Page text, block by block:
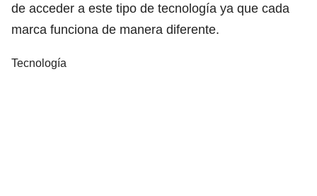
de acceder a este tipo de tecnología ya que cada
marca funciona de manera diferente.
Tecnología